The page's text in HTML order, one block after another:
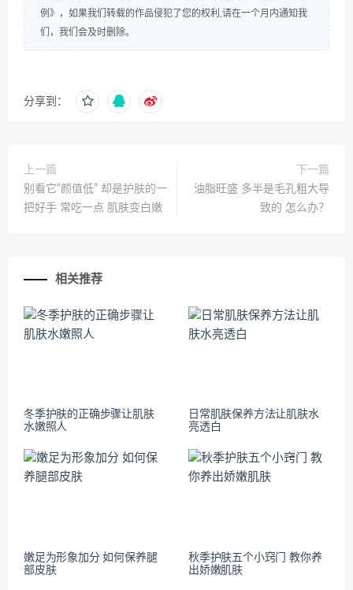
例》，如果我们转载的作品侵犯了您的权利,请在一个月内通知我
们，我们会及时删除。
分享到：
上一篇
别看它“颜值低” 却是护肤的一
把好手 常吃一点 肌肤变白嫩
下一篇
油脂旺盛 多半是毛孔粗大导
致的 怎么办？
相关推荐
冬季护肤的正确步骤让肌肤
水嫩照人
日常肌肤保养方法让肌肤水
亮透白
嫩足为形象加分 如何保养腿
部皮肤
秋季护肤五个小窍门 教你养
出娇嫩肌肤